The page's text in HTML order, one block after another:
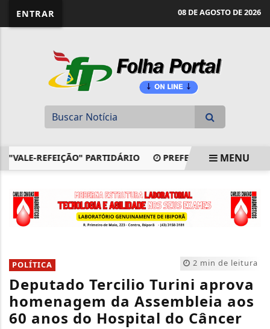
ENTRAR 08 DE AGOSTO DE 2026
REFEIÇÃO" PARTIDÁRIO PREFEITO DE IBIPORÃ USA
MENU
2 min de leitura
POLÍTICA
Deputado Tercilio Turini aprova
homenagem da Assembleia aos
60 anos do Hospital do Câncer